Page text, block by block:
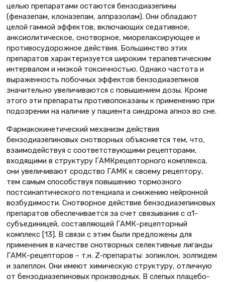
целью препаратами остаются бензодиазепины
(феназепам, клоназепам, алпразолам). Они обладают
целой гаммой эффектов, включающих седативное,
анксиолитическое, снотворное, миорелаксирующее и
противосудорожное действия. Большинство этих
препаратов характеризуется широким терапевтическим
интервалом и низкой токсичностью. Однако частота и
выраженность побочных эффектов бензодиазепинов
значительно увеличиваются с повышением дозы. Кроме
этого эти препараты противопоказаны к применению при
подозрении на наличие у пациента синдрома апноэ во сне.
Фармакокинетический механизм действия
бензодиазепиновых снотворных объясняется тем, что,
взаимодействуя с соответствующими рецепторами,
входящими в структуру ГАМКрецепторного комплекса,
они увеличивают сродство ГАМК к своему рецептору,
тем самым способствуя повышению тормозного
постсинаптического потенциала и снижению нейронной
возбудимости. Снотворное действие бензодиазепиновых
препаратов обеспечивается за счет связывания с α1-
субъединицей, составляющей ГАМК-рецепторный
комплекс [13]. В связи с этим были предложены для
применения в качестве снотворных селективные лиганды
ГАМК-рецепторов – т.н. Z-препараты: зопиклон, золпидем
и залеплон. Они имеют химическую структуру, отличную
от бензодиазепиновых производных. В слепых плацебо-